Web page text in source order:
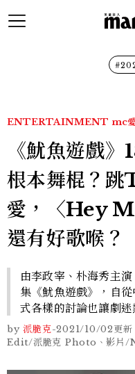
ENTERTAINMENT mc
《魷魚遊戲
根本舞棍？
愛，〈Hey
還有好歌喉？
由李政宰、朴海秀主
集《魷魚遊戲》，自
式各樣的討論也讓劇迷
by 派脆克-2021/10/02更新
Edit/派脆克 Photo、影